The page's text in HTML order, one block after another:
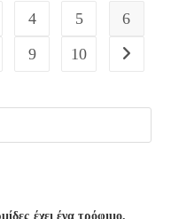
4 5
6
9 10 Go to
έχει ένα τρόφιμο.